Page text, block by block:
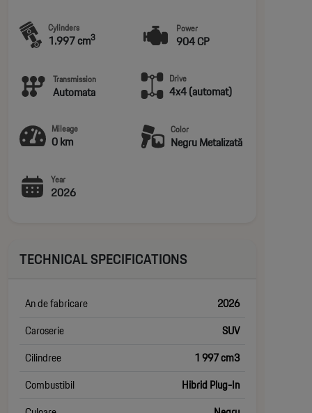
Cylinders
1.997 cm3
Power
904 CP
Transmission
Automata
Drive
4x4 (automat)
Mileage
0 km
Color
Negru Metalizată
Year
2026
TECHNICAL SPECIFICATIONS
An de fabricare
2026
Caroserie
SUV
Cilindree
1 997 cm3
Combustibil
Hibrid Plug-In